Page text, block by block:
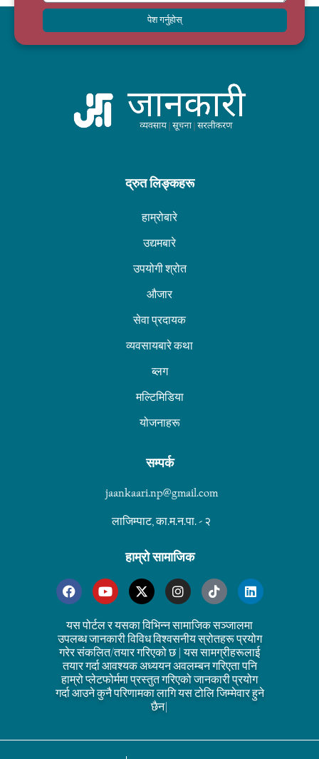
पेश गर्नुहोस्
द्रुत लिङ्कहरू
हाम्रोबारे
उद्यमबारे
उपयोगी श्रोत
औजार
सेवा प्रदायक
व्यवसायबारे कथा
ब्लग
मल्टिमिडिया
योजनाहरू
सम्पर्क
jaankaari.np@gmail.com
लाजिम्पाट, का.म.न.पा. - २
हाम्रो सामाजिक
यस पोर्टल र यसका विभिन्न सामाजिक सञ्जालमा
उपलब्ध जानकारी विविध विश्वसनीय स्रोतहरू प्रयोग
गरेर संकलित/तयार गरिएको छ | यस सामग्रीहरूलाई
तयार गर्दा आवश्यक अध्ययन अवलम्बन गरिएता पनि
हाम्रो प्लेटफोर्ममा प्रस्तुत गरिएको जानकारी प्रयोग
गर्दा आउने कुनै परिणामका लागि यस टोलि जिम्मेवार हुने
छैन|